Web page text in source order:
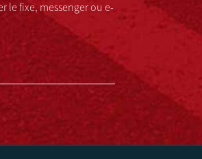
le fixe, messenger ou e-